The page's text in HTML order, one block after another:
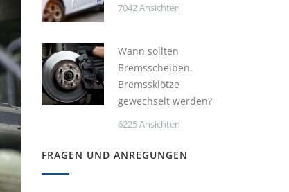
7042 Ansichten
Wann sollten
Bremsscheiben,
Bremssklötze
gewechselt werden?
6225 Ansichten
FRAGEN UND ANREGUNGEN